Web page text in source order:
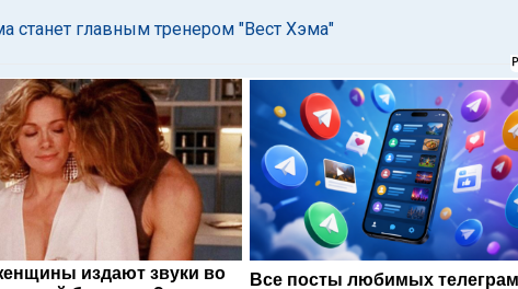
станет главным тренером "Вест Хэма"
издают звуки во
Все посты любимых